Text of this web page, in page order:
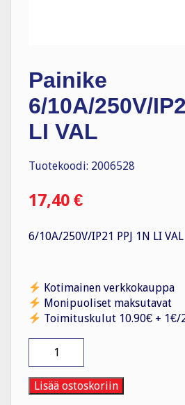
Painike
6/10A/250V/
LI VAL
Tuotekoodi: 2006528
17,40 €
6/10A/250V/IP21 PPJ 1N LI VAL
Kotimainen verkkokauppa
Monipuoliset maksutavat
Toimituskulut 10.90€ + 1€/
6/10A/250V/IP21
PPJ
1N
LI
Lisää ostoskoriin